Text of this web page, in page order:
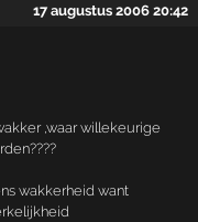
17 augustus 2006 20:42
,waar willekeurige
wakkerheid want